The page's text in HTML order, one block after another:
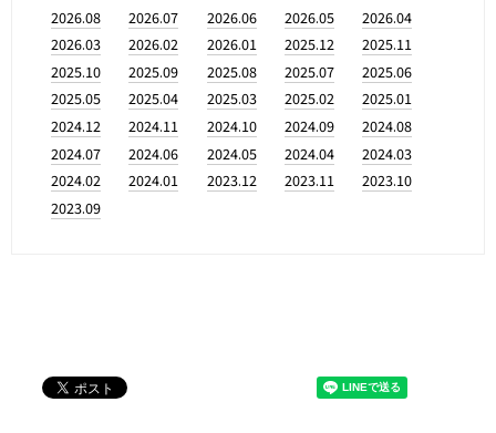
2026.08 2026.07 2026.06 2026.05
2026.04
2026.03
2026.02 2026.01 2025.12
2025.11
2025.10
2025.09 2025.08 2025.07
2025.06
2025.05
2025.04 2025.03 2025.02
2025.01
2024.12
2024.11 2024.10 2024.09
2024.08
2024.07
2024.06 2024.05 2024.04
2024.03
2024.02
2024.01 2023.12 2023.11
2023.10
2023.09